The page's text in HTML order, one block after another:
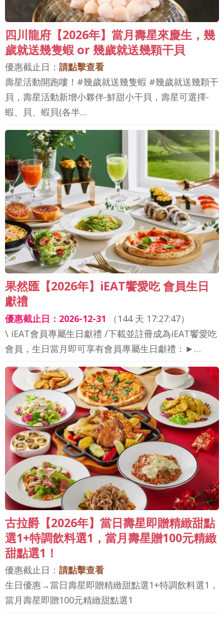
四川龍府【2026年】當月壽星來慶生，幾
歲就送幾隻蝦 or 幾歲就送幾顆干貝
優惠截止日： 請點擊查看
壽星活動開跑嘍！#幾歲就送幾隻蝦 #幾歲就送幾顆干
貝，壽星活動新增小夥伴-鮮甜小干貝，壽星可選擇-
蝦、貝、蝦貝(各半…
果然匯【2026年】iEAT饗愛吃 會員生日
獻禮
優惠截止日：2026-12-31 （ 144 天 17:27:44）
\ iEAT會員專屬生日獻禮 /下載並註冊成為iEAT饗愛吃
會員，生日當月即可享有會員專屬生日獻禮：►…
古拉爵【2026年】當日壽星即贈精緻甜點
選1+特調飲料選1，當月壽星贈100元精緻
甜點選1！
優惠截止日： 請點擊查看
生日優惠→當日壽星即贈精緻甜點選1+特調飲料選1，
當月壽星即贈100元精緻甜點選1